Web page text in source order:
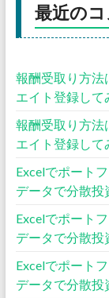
最近の
報酬受取り方法
エイト登録して
報酬受取り方法
エイト登録して
Excelでポート
データで分散投
Excelでポート
データで分散投
Excelでポート
データで分散投